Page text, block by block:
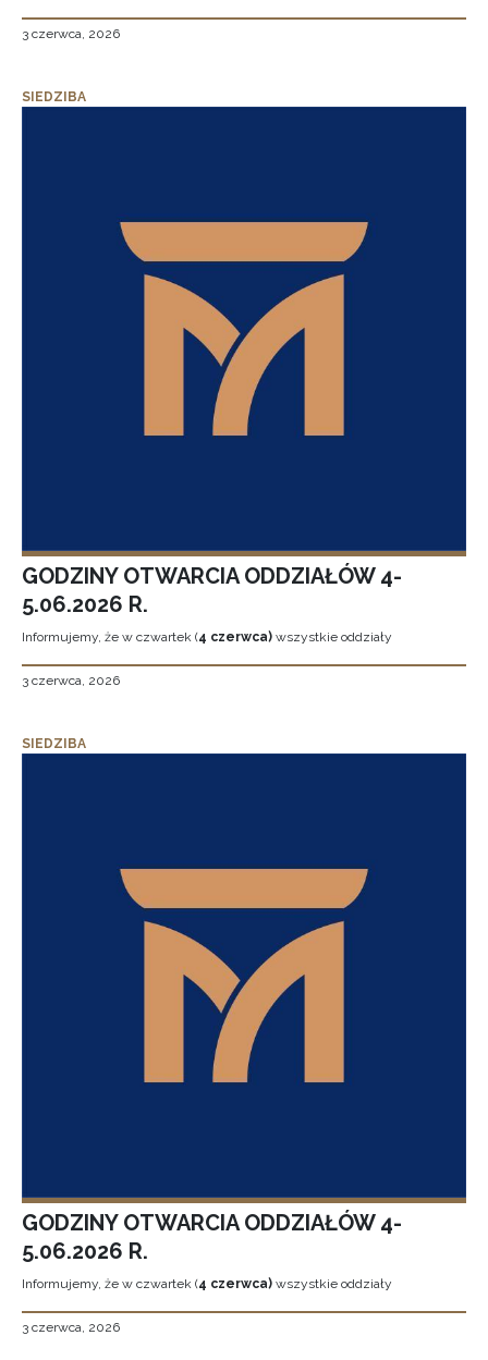
3 czerwca, 2026
SIEDZIBA
GODZINY OTWARCIA ODDZIAŁÓW 4-
5.06.2026 R.
Informujemy, że w czwartek (4 czerwca) wszystkie oddziały
3 czerwca, 2026
SIEDZIBA
GODZINY OTWARCIA ODDZIAŁÓW 4-
5.06.2026 R.
Informujemy, że w czwartek (4 czerwca) wszystkie oddziały
3 czerwca, 2026